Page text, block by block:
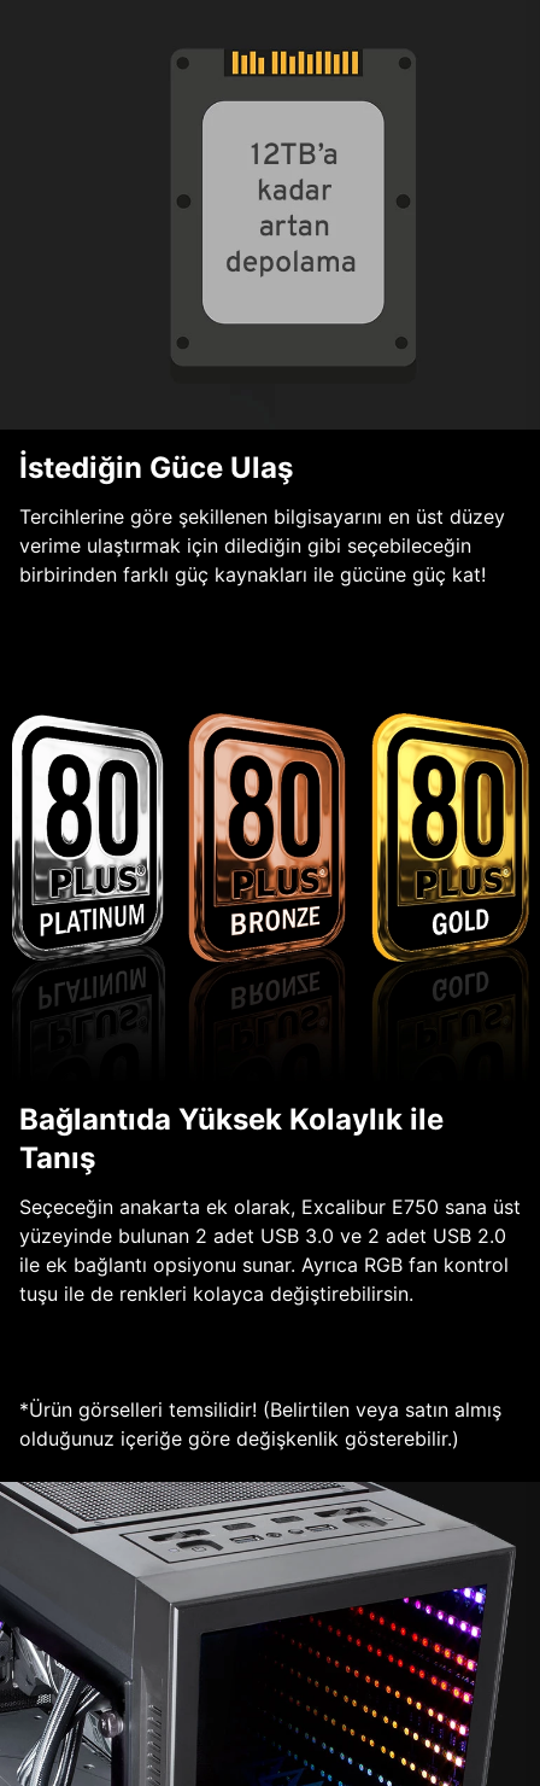
İstediğin Güce Ulaş
Tercihlerine göre şekillenen bilgisayarını en üst düzey
verime ulaştırmak için dilediğin gibi seçebileceğin
birbirinden farklı güç kaynakları ile gücüne güç kat!
Bağlantıda Yüksek Kolaylık ile
Tanış
Seçeceğin anakarta ek olarak, Excalibur E750 sana üst
yüzeyinde bulunan 2 adet USB 3.0 ve 2 adet USB 2.0
ile ek bağlantı opsiyonu sunar. Ayrıca RGB fan kontrol
tuşu ile de renkleri kolayca değiştirebilirsin.
*Ürün görselleri temsilidir! (Belirtilen veya satın almış
olduğunuz içeriğe göre değişkenlik gösterebilir.)